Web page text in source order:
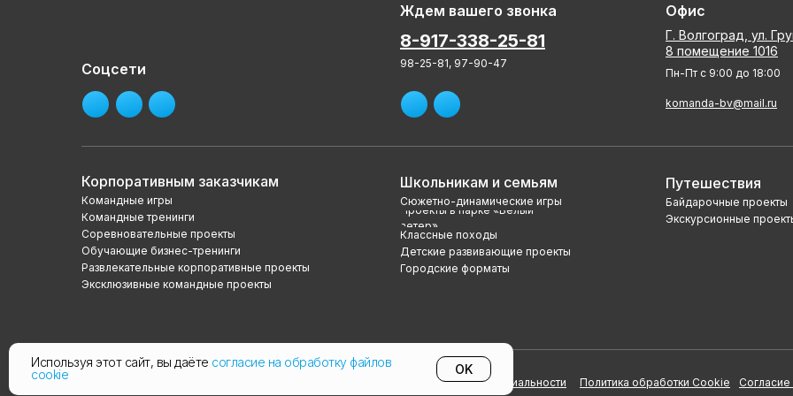
Используя этот сайт, вы даёте согласие на обработку файлов
cookie
OK
Корпоративным заказчикам
Командные игры
Командные тренинги
Соревновательные проекты
Обучающие бизнес-тренинги
Развлекательные корпоративные проекты
Эксклюзивные командные проекты
Школьникам и семьям
Сюжетно-динамические игры
Проекты в парке «Белый
ветер»
Классные походы
Детские развивающие проекты
Городские форматы
Путешествия
Байдарочные проекты
Экскурсионные
Г. Волгоград, ул.
8 помещение 1016
Пн-Пт с 9:00 до 18:00
komanda-bv@mail.ru
Политика обработки Cookie Согласие
Политика конфиденциальности
98-25-81, 97-90-47
8-917-338-25-81
Ждем вашего звонка
Соцсети
Офис